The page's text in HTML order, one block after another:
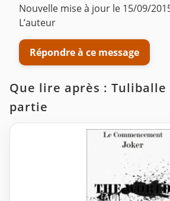
Nouvelle mise à jour le 15/09/
L’auteur
Répondre à ce message
Que lire après :
partie